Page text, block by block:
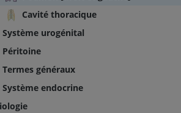
Cavité thoracique
Système urogénital
Péritoine
Termes généraux
Système endocrine